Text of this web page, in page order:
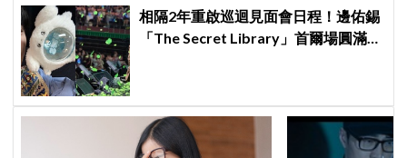
相隔2年重啟巡迴見面會日程！邊佑錫
「The Secret Library」首爾場圓滿結